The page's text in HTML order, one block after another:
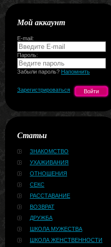
Мой аккаунт
E-mail:
Пароль:
Забыли пароль? Напомнить
Зарегистрироваться
Статьи
ЗНАКОМСТВО
УХАЖИВАНИЯ
ОТНОШЕНИЯ
СЕКС
РАССТАВАНИЕ
ВОЗВРАТ
ДРУЖБА
ШКОЛА МУЖЕСТВА
ШКОЛА ЖЕНСТВЕННОСТИ